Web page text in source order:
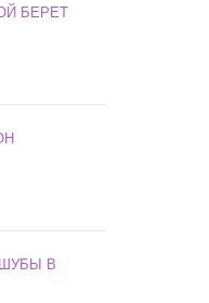
БЕРЕТ
В